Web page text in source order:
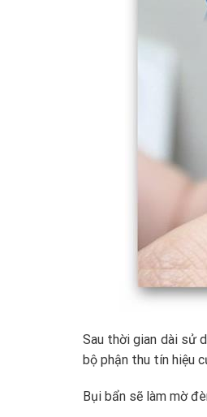
Sau thời gian dài sử
bộ phận thu tín hiệu
Bụi bẩn sẽ làm mờ